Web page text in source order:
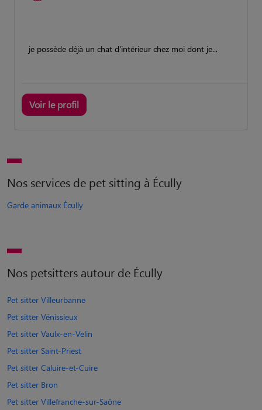
je possède déjà un chat d'intérieur chez moi dont je...
Voir le profil
Nos services de pet sitting à Écully
Garde animaux Écully
Nos petsitters autour de Écully
Pet sitter Villeurbanne
Pet sitter Vénissieux
Pet sitter Vaulx-en-Velin
Pet sitter Saint-Priest
Pet sitter Caluire-et-Cuire
Pet sitter Bron
Pet sitter Villefranche-sur-Saône